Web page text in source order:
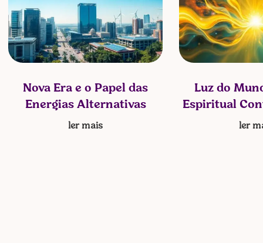
Nova Era e o Papel das
Energias Alternativas
ler mais
Luz do
Espiritual
ler